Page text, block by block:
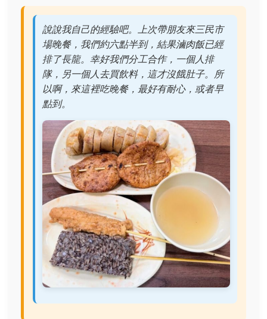
說說我自己的經驗吧。上次帶朋友來三民市
場晚餐，我們約六點半到，結果滷肉飯已經
排了長龍。幸好我們分工合作，一個人排
隊，另一個人去買飲料，這才沒餓肚子。所
以啊，來這裡吃晚餐，最好有耐心，或者早
點到。